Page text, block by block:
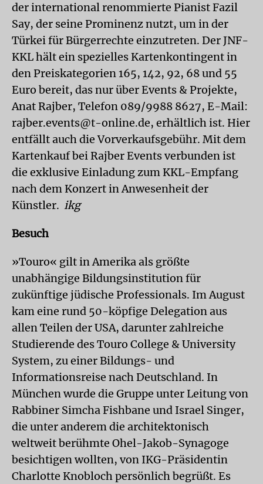
der international renommierte Pianist Fazil
Say, der seine Prominenz nutzt, um in der
Türkei für Bürgerrechte einzutreten. Der JNF-
KKL hält ein spezielles Kartenkontingent in
den Preiskategorien 165, 142, 92, 68 und 55
Euro bereit, das nur über Events & Projekte,
Anat Rajber, Telefon 089/9988 8627, E-Mail:
rajber.events@t-online.de, erhältlich ist. Hier
entfällt auch die Vorverkaufsgebühr. Mit dem
Kartenkauf bei Rajber Events verbunden ist
die exklusive Einladung zum KKL-Empfang
nach dem Konzert in Anwesenheit der
Künstler. ikg
Besuch
»Touro« gilt in Amerika als größte
unabhängige Bildungsinstitution für
zukünftige jüdische Professionals. Im August
kam eine rund 50-köpfige Delegation aus
allen Teilen der USA, darunter zahlreiche
Studierende des Touro College & University
System, zu einer Bildungs- und
Informationsreise nach Deutschland. In
München wurde die Gruppe unter Leitung von
Rabbiner Simcha Fishbane und Israel Singer,
die unter anderem die architektonisch
weltweit berühmte Ohel-Jakob-Synagoge
besichtigen wollten, von IKG-Präsidentin
Charlotte Knobloch persönlich begrüßt. Es